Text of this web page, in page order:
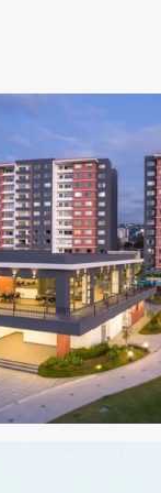
2
1 baño 1 parqueo